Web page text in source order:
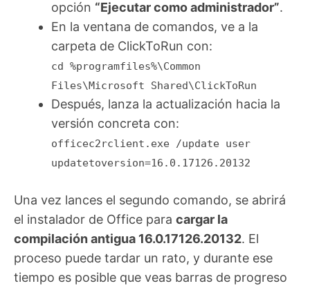
opción “Ejecutar como administrador”.
En la ventana de comandos, ve a la
carpeta de ClickToRun con:
cd %programfiles%\Common
Files\Microsoft Shared\ClickToRun
Después, lanza la actualización hacia la
versión concreta con:
officec2rclient.exe /update user
updatetoversion=16.0.17126.20132
Una vez lances el segundo comando, se abrirá
el instalador de Office para cargar la
compilación antigua 16.0.17126.20132. El
proceso puede tardar un rato, y durante ese
tiempo es posible que veas barras de progreso